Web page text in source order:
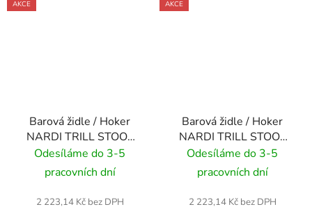
AKCE
Barová židle / Hoker
NARDI TRILL STOOL
76 cm - tortora/ šedo
hnědá
Odesíláme do 3-5
pracovních dní
2 223,14 Kč bez DPH
AKCE
Barová židle / Hoker
NARDI TRILL STOOL
MINI 65 cm - bianco/
bílá
Odesíláme do 3-5
pracovních dní
2 223,14 Kč bez DPH